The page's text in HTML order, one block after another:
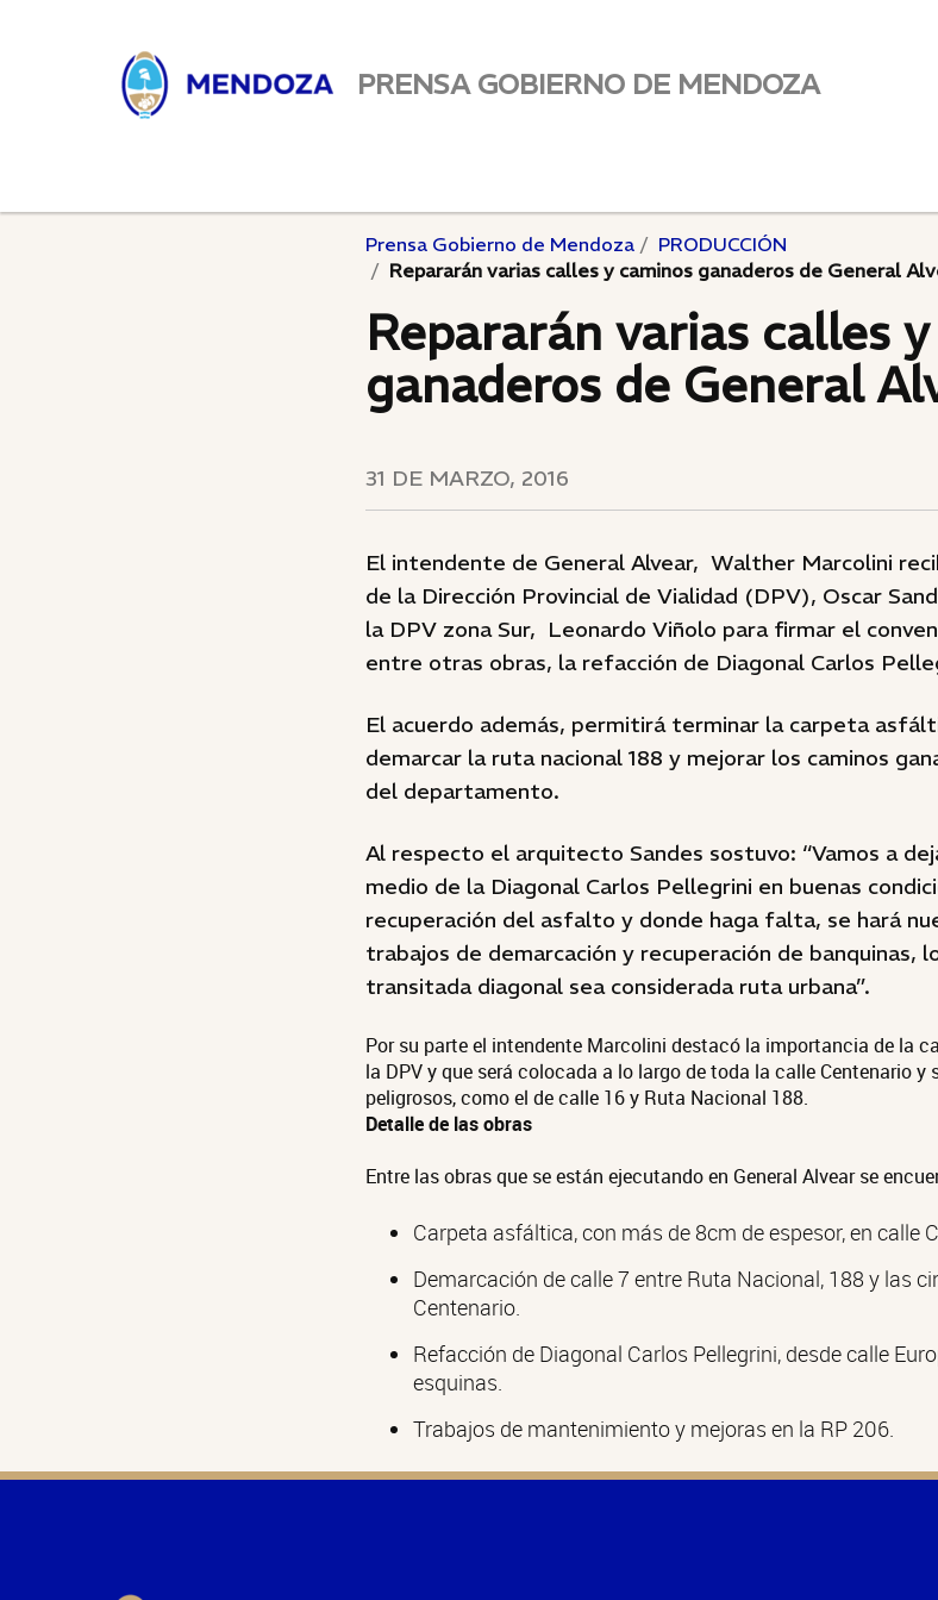
PRENSA GOBIERNO DE MENDOZA
Prensa Gobierno de Mendoza
PRODUCCIÓN
Repararán varias calles y caminos ganaderos de General
Repararán varias calles
ganaderos de General
31 DE MARZO, 2016
El intendente de General Alvear, Walther Marcolini
de la Dirección Provincial de Vialidad (DPV), Oscar
la DPV zona Sur, Leonardo Viñolo para firmar el
entre otras obras, la refacción de Diagonal Carlos
El acuerdo además, permitirá terminar la carpeta
demarcar la ruta nacional 188 y mejorar los caminos
del departamento.
Al respecto el arquitecto Sandes sostuvo: “Vamos a
medio de la Diagonal Carlos Pellegrini en buenas
recuperación del asfalto y donde haga falta, se hará
trabajos de demarcación y recuperación de banquinas,
transitada diagonal sea considerada ruta urbana”.
Por su parte el intendente Marcolini destacó la importancia de la
la DPV y que será colocada a lo largo de toda la calle Centenario y
peligrosos, como el de calle 16 y Ruta Nacional 188.
Detalle de las obras
Entre las obras que se están ejecutando en General Alvear se
Carpeta asfáltica, con más de 8cm de espesor, en calle
Demarcación de calle 7 entre Ruta Nacional, 188 y las
Centenario.
Refacción de Diagonal Carlos Pellegrini, desde calle
esquinas.
Trabajos de mantenimiento y mejoras en la RP 206.